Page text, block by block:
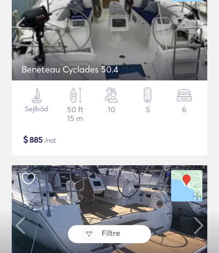
Filtre
Beneteau Cyclades 50.4
Sejlbåd
50 ft
15 m
10 5 6
$885 /nat